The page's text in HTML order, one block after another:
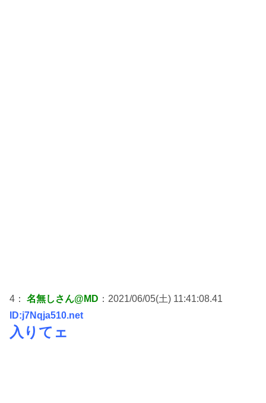
4： 名無しさん@MD ：2021/06/05(土) 11:41:08.41
ID:j7Nqja510.net
入りてェ